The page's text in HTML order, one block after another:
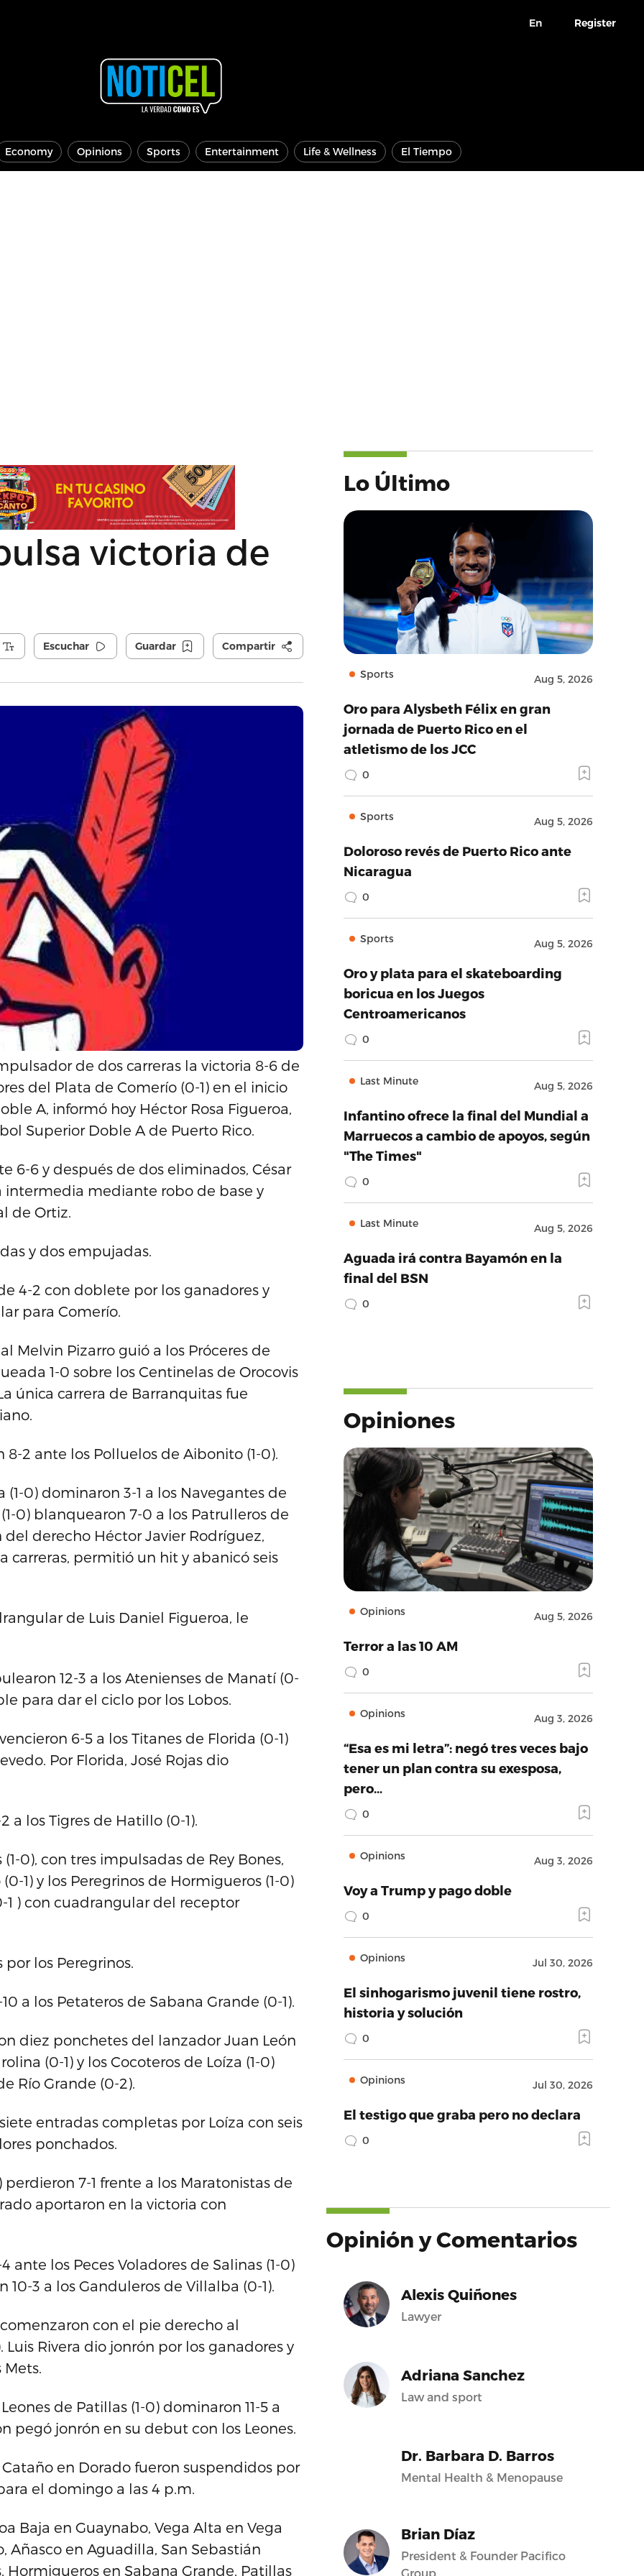
En Register
Economy Opinions Sports Entertainment Life & Wellness El Tiempo
victoria de
Escuchar Guardar Compartir
de dos carreras la victoria 8-6 de
del Plata de Comerío (0-1) en el inicio
A, informó hoy Héctor Rosa Figueroa,
Superior Doble A de Puerto Rico.
6-6 y después de dos eliminados, César
mediante robo de base y
de Ortiz.
y dos empujadas.
4-2 con doblete por los ganadores y
para Comerío.
Melvin Pizarro guió a los Próceres de
1-0 sobre los Centinelas de Orocovis
única carrera de Barranquitas fue
8-2 ante los Polluelos de Aibonito (1-0).
0) dominaron 3-1 a los Navegantes de
0) blanquearon 7-0 a los Patrulleros de
derecho Héctor Javier Rodríguez,
carreras, permitió un hit y abanicó seis
de Luis Daniel Figueroa, le
12-3 a los Atenienses de Manatí (0-
para dar el ciclo por los Lobos.
6-5 a los Titanes de Florida (0-1)
Por Florida, José Rojas dio
a los Tigres de Hatillo (0-1).
0), con tres impulsadas de Rey Bones,
1) y los Peregrinos de Hormigueros (1-0)
1 ) con cuadrangular del receptor
los Peregrinos.
a los Petateros de Sabana Grande (0-1).
diez ponchetes del lanzador Juan León
(0-1) y los Cocoteros de Loíza (1-0)
Río Grande (0-2).
entradas completas por Loíza con seis
ponchados.
perdieron 7-1 frente a los Maratonistas de
aportaron en la victoria con
ante los Peces Voladores de Salinas (1-0)
10-3 a los Ganduleros de Villalba (0-1).
con el pie derecho al
Rivera dio jonrón por los ganadores y
de Patillas (1-0) dominaron 11-5 a
pegó jonrón en su debut con los Leones.
en Dorado fueron suspendidos por
el domingo a las 4 p.m.
Baja en Guaynabo, Vega Alta en Vega
Añasco en Aguadilla, San Sebastián
Hormigueros en Sabana Grande, Patillas
Lo Último
Sports Aug 5, 2026
Oro para Alysbeth Félix en gran
jornada de Puerto Rico en el
atletismo de los JCC
0
Sports Aug 5, 2026
Doloroso revés de Puerto Rico ante
Nicaragua
0
Sports Aug 5, 2026
Oro y plata para el skateboarding
boricua en los Juegos
Centroamericanos
0
Last Minute Aug 5, 2026
Infantino ofrece la final del Mundial a
Marruecos a cambio de apoyos, según
"The Times"
0
Last Minute Aug 5, 2026
Aguada irá contra Bayamón en la
final del BSN
0
Opiniones
Opinions Aug 5, 2026
Terror a las 10 AM
0
Opinions Aug 3, 2026
“Esa es mi letra”: negó tres veces bajo
tener un plan contra su exesposa,
pero…
0
Opinions Aug 3, 2026
Voy a Trump y pago doble
0
Opinions Jul 30, 2026
El sinhogarismo juvenil tiene rostro,
historia y solución
0
Opinions Jul 30, 2026
El testigo que graba pero no declara
0
Opinión y Comentarios
Alexis Quiñones
Lawyer
Adriana Sanchez
Law and sport
Dr. Barbara D. Barros
Mental Health & Menopause
Brian Díaz
President & Founder Pacifico
Group